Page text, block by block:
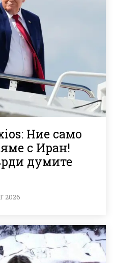
Ние само
с Иран!
думите
2026